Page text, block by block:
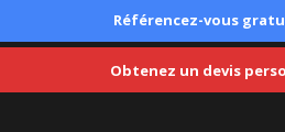
Référencez-vous
Obtenez un devis